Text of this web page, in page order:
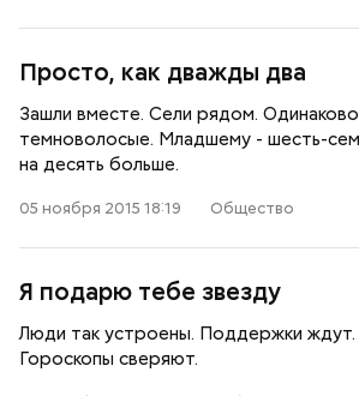
Просто, как дважды два
Зашли вместе. Сели рядом.
темноволосые. Младшему - шесть-
на десять больше.
05 ноября 2015 18:19 Общество
Я подарю тебе звезду
Люди так устроены. Поддержки ждут.
Гороскопы сверяют.